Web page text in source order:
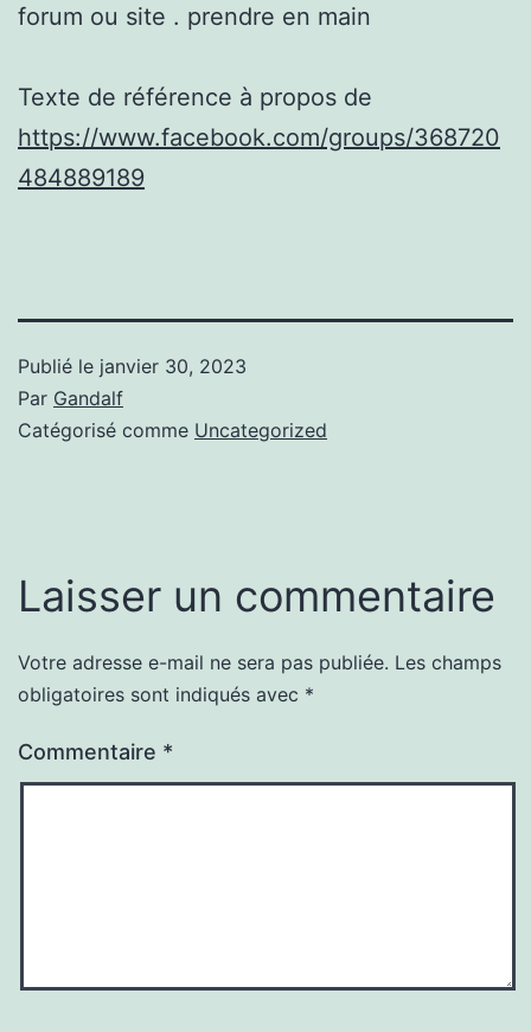
forum ou site . prendre en main
Texte de référence à propos de
https://www.facebook.com/groups/368720
484889189
Publié le janvier 30, 2023
Par Gandalf
Catégorisé comme Uncategorized
Laisser un commentaire
Votre adresse e-mail ne sera pas publiée. Les champs
obligatoires sont indiqués avec *
Commentaire *